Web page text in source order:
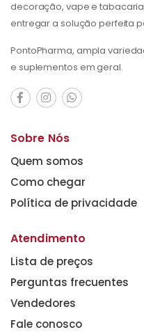
decoração, vape e
entregar a solução perfeita
PontoPharma, ampla
e suplementos em geral.
Sobre Nós
Quem somos
Como chegar
Política de privacidade
Atendimento
Lista de preços
Perguntas frecuentes
Vendedores
Fale conosco